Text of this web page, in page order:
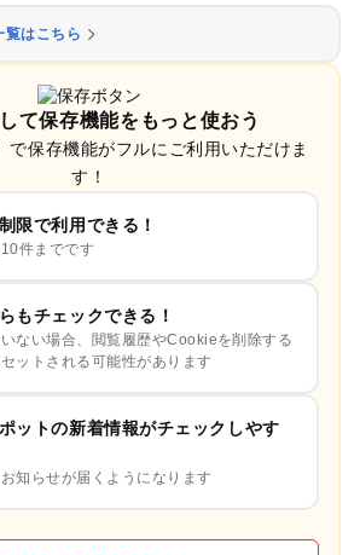
覧はこちら
て保存機能をもっと使おう
で保存機能がフルにご利用いただけま
す！
限で利用できる！
件までです
もチェックできる！
ない場合、閲覧履歴やCookieを削除する
ットされる可能性があります
ットの新着情報がチェックしやす
知らせが届くようになります